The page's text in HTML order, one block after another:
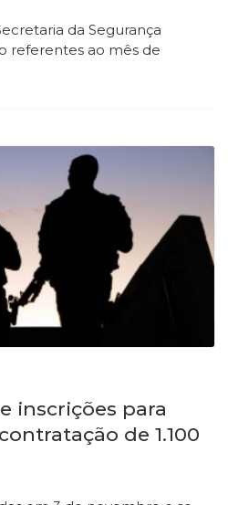
da Segurança
referentes ao mês de
inscrições para
de 1.100